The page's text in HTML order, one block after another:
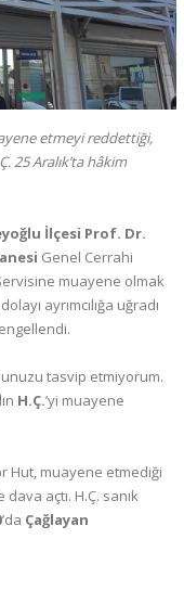
etmeyi reddettiği,
25 Aralık’ta hâkim
İlçesi Prof. Dr.
Genel Cerrahi
muayene olmak
ayrımcılığa uğradı
tasvip etmiyorum.
H.Ç.’yi muayene
Hut, muayene etmediği
açtı. H.Ç. sanık
’da Çağlayan